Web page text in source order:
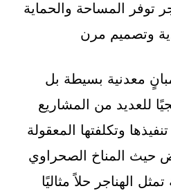
توفر المساحة والحماية
وتصميم مرن
معدنية بسيطة بل
للعديد من المشاريع
وتكلفتها المعقولة
حيث المناخ الصحراوي
الهناجر حلاً مثاليًا